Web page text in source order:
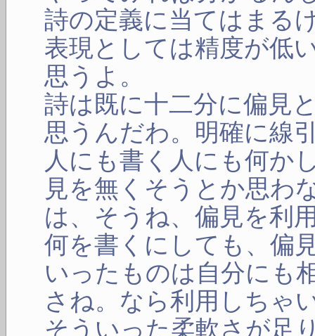
詩の定義に当てはまる
表現としては精度が低
思うよ。
詩は既に十二分に偏見
思うんだわ。明確に線
人にも書く人にも何か
見を無くそうとか思わ
は、そうね、偏見を利
何を書くにしても、偏
いったものは自分にも
さね。なら利用しちゃ
そういった柔軟さが足